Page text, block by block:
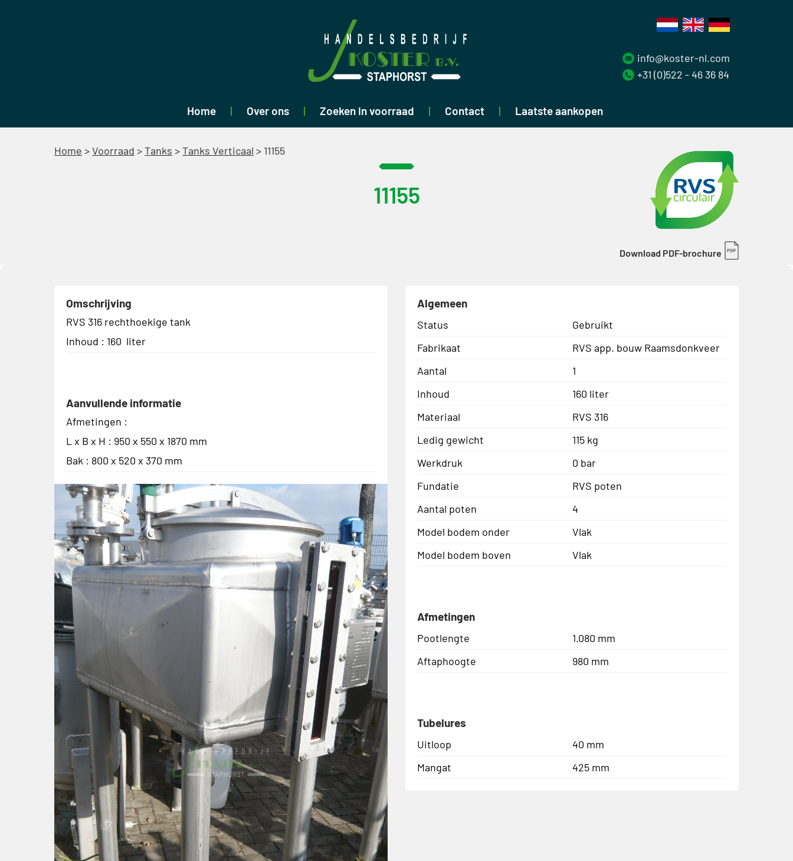
Home Over ons Zoeken in voorraad Contact Laatste aankopen
info@koster-nl.com
+31 (0)522 - 46 36 84
Home >Voorraad >Tanks >Tanks Verticaal > 11155
11155
Download PDF-brochure
Omschrijving
RVS 316 rechthoekige tank
Inhoud : 160 liter
Aanvullende informatie
Afmetingen :
L x B x H : 950 x 550 x 1870 mm
Bak : 800 x 520 x 370 mm
Algemeen
Status
Gebruikt
Fabrikaat
RVS app. bouw Raamsdonkveer
Aantal
1
Inhoud
160 liter
Materiaal
RVS 316
Ledig gewicht
115 kg
Werkdruk
0 bar
Fundatie
RVS poten
Aantal poten
4
Model bodem onder
Vlak
Model bodem boven
Vlak
Afmetingen
Pootlengte
1.080 mm
Aftaphoogte
980 mm
Tubelures
Uitloop
40 mm
Mangat
425 mm